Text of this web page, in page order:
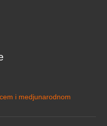
i medjunarodnom